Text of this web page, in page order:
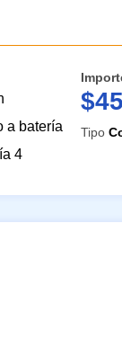
a batería
4
Tipo